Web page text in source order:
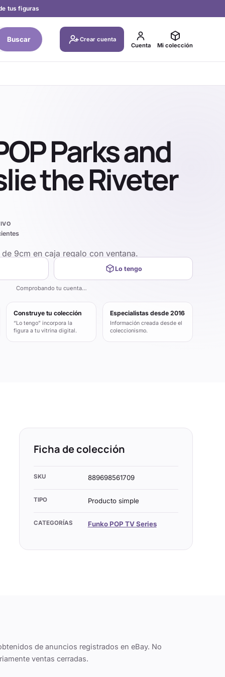
tus figuras
Buscar
Crear cuenta
Cuenta
Mi colección
Parks and
the Riveter
de 9cm en caja regalo con ventana.
Lo tengo
Comprobando tu cuenta…
Construye tu colección
“Lo tengo” incorpora la
figura a tu vitrina digital.
Especialistas desde 2016
Información creada desde el
coleccionismo.
Ficha de colección
SKU 889698561709
TIPO Producto simple
CATEGORÍAS Funko POP TV Series
de anuncios registrados en eBay. No
ventas cerradas.